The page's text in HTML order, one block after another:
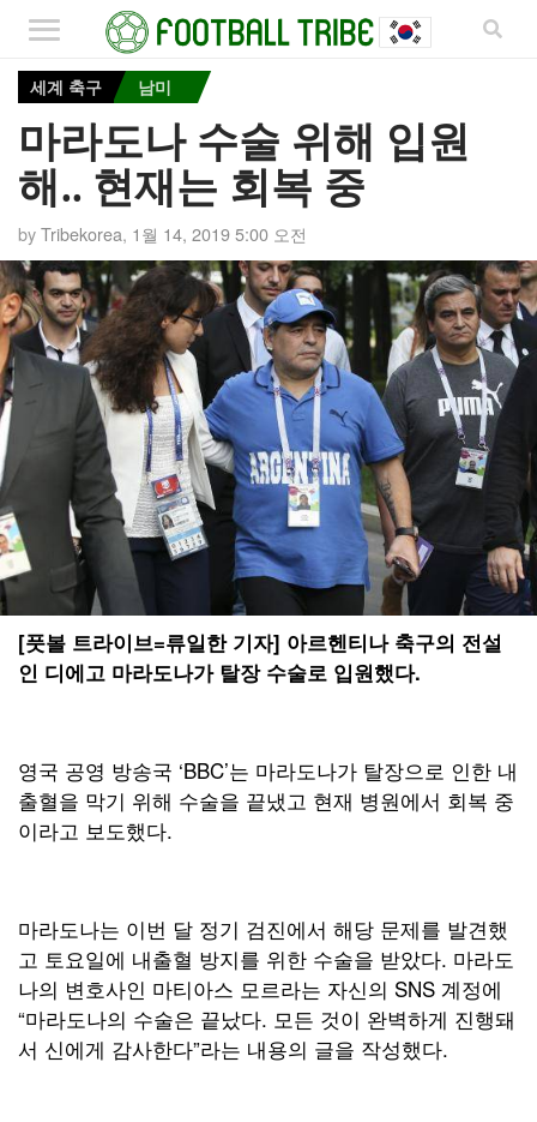
세계 축구 남미
마라도나 수술 위해 입원
해.. 현재는 회복 중
byTribekorea, 1월 14, 2019 5:00 오전
[풋볼 트라이브=류일한 기자] 아르헨티나 축구의 전설
인 디에고 마라도나가 탈장 수술로 입원했다.
영국 공영 방송국 ‘BBC’는 마라도나가 탈장으로 인한 내
출혈을 막기 위해 수술을 끝냈고 현재 병원에서 회복 중
이라고 보도했다.
마라도나는 이번 달 정기 검진에서 해당 문제를 발견했
고 토요일에 내출혈 방지를 위한 수술을 받았다. 마라도
나의 변호사인 마티아스 모르라는 자신의 SNS 계정에
“마라도나의 수술은 끝났다. 모든 것이 완벽하게 진행돼
서 신에게 감사한다”라는 내용의 글을 작성했다.